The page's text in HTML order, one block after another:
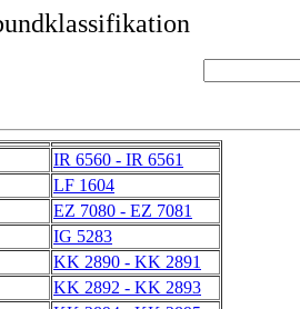
IR 6560 - IR 6561
LF 1604
EZ 7080 - EZ 7081
IG 5283
KK 2890 - KK 2891
KK 2892 - KK 2893